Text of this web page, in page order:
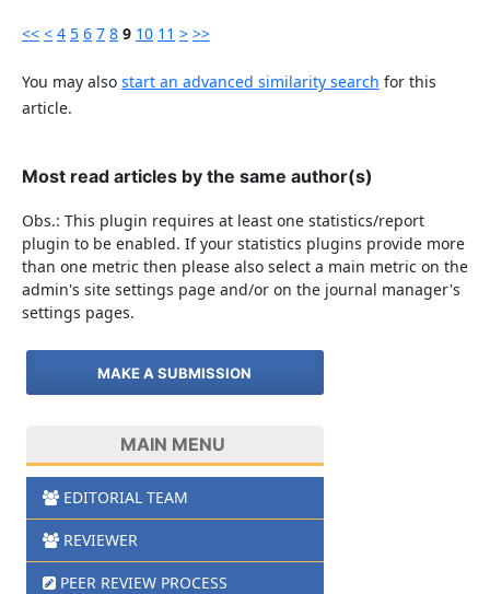
<< < 4 5 6 7 8 9 10 11 > >>
You may also start an advanced similarity search for this
article.
Most read articles by the same author(s)
Obs.: This plugin requires at least one statistics/report
plugin to be enabled. If your statistics plugins provide more
than one metric then please also select a main metric on the
admin's site settings page and/or on the journal manager's
settings pages.
MAKE A SUBMISSION
MAIN MENU
EDITORIAL TEAM
REVIEWER
PEER REVIEW PROCESS